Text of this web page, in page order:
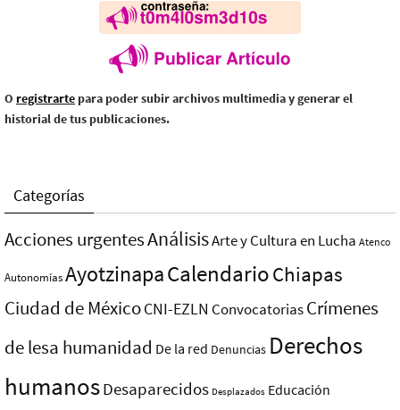
O registrarte para poder subir archivos multimedia y generar el
historial de tus publicaciones.
Categorías
Acciones urgentesAnálisisArte y Cultura en Lucha Atenco
AutonomíasAyotzinapaCalendarioChiapas
Ciudad de MéxicoCNI-EZLN ConvocatoriasCrímenes
de lesa humanidad De la red Denuncias Derechos
humanosDesaparecidos Desplazados Educación